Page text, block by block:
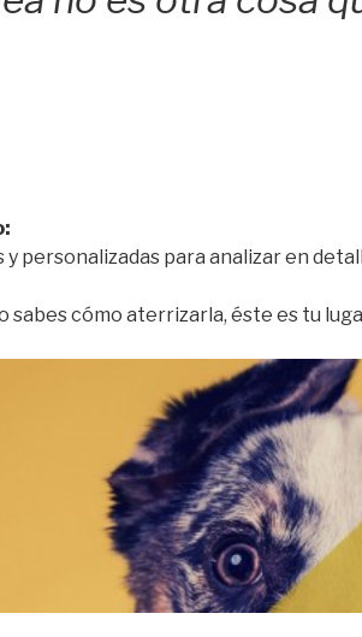
y personalizadas para analizar en
sabes cómo aterrizarla, éste es tu